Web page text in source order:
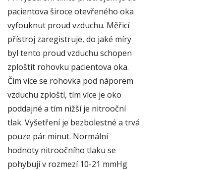
pacientova široce otevřeného oka
vyfouknut proud vzduchu. Měřicí
přístroj zaregistruje, do jaké míry
byl tento proud vzduchu schopen
zploštit rohovku pacientova oka.
Čím více se rohovka pod náporem
vzduchu zploští, tím více je oko
poddajné a tím nižší je nitrooční
tlak. Vyšetření je bezbolestné a trvá
pouze pár minut. Normální
hodnoty nitroočního tlaku se
pohybují v rozmezí 10-21 mmHg